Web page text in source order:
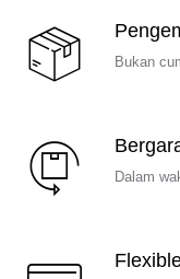
Bukan
Dalam